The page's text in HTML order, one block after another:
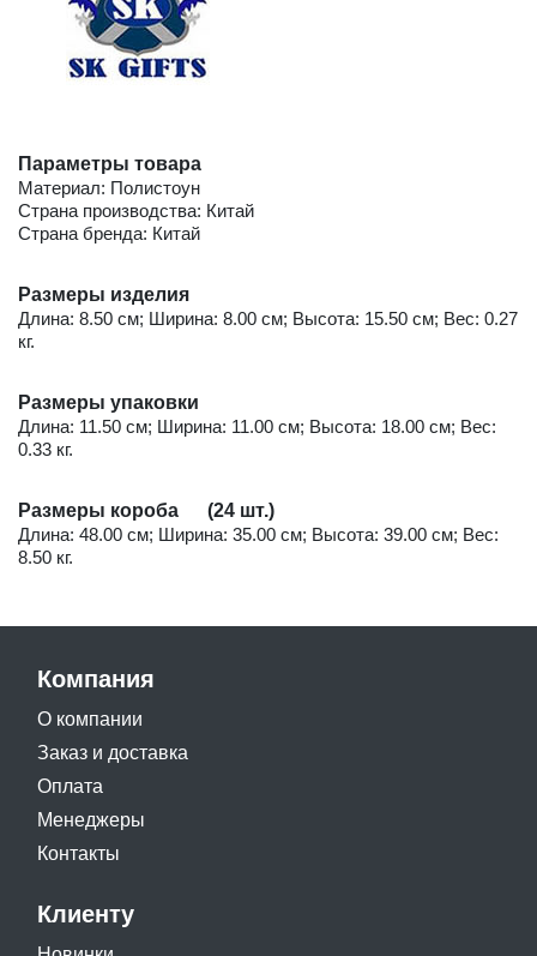
Параметры товара
Материал: Полистоун
Страна производства: Китай
Страна бренда: Китай
Размеры изделия
Длина: 8.50 см; Ширина: 8.00 см; Высота: 15.50 см; Вес: 0.27
кг.
Размеры упаковки
Длина: 11.50 см; Ширина: 11.00 см; Высота: 18.00 см; Вес:
0.33 кг.
Размеры короба (24 шт.)
Длина: 48.00 см; Ширина: 35.00 см; Высота: 39.00 см; Вес:
8.50 кг.
Компания
О компании
Заказ и доставка
Оплата
Менеджеры
Контакты
Клиенту